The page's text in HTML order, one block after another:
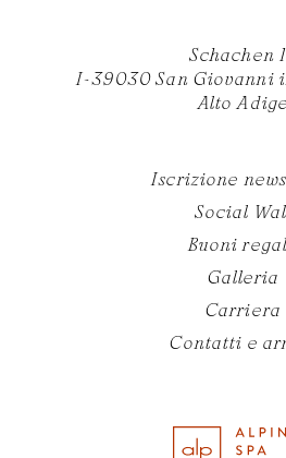
Schachen
I-39030 San Giovanni
Alto Adige
Iscrizione
Social
Buoni
Galleria
Carriera
Contatti e